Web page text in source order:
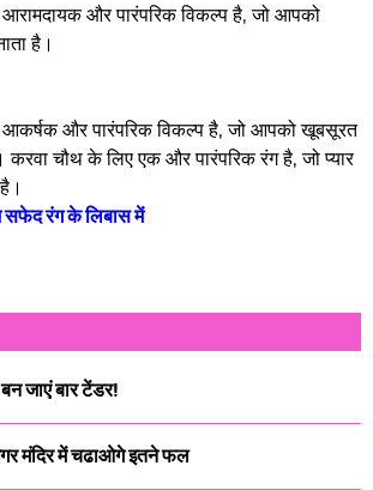
और पारंपरिक विकल्प है, जो आपको
है।
और पारंपरिक विकल्प है, जो आपको खूबसूरत
चौथ के लिए एक और पारंपरिक रंग है, जो प्यार
सफेद रंग के लिबास में
जाएं बार टेंडर!
मंदिर में चढाओगे इतने फल